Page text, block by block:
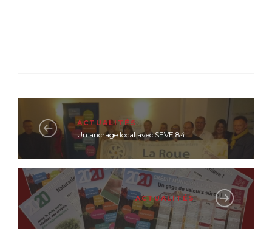
ACTUALITÉS
Un ancrage local avec SEVE 84
ACTUALITÉS